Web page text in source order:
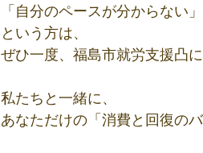
「自分のペースが分からない」
という方は、
ぜひ一度、福島市就労支援凸
私たちと一緒に、
あなただけの「消費と回復の